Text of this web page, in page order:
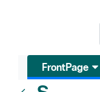
FrontPage